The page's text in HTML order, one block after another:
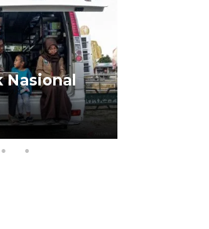
Nasional